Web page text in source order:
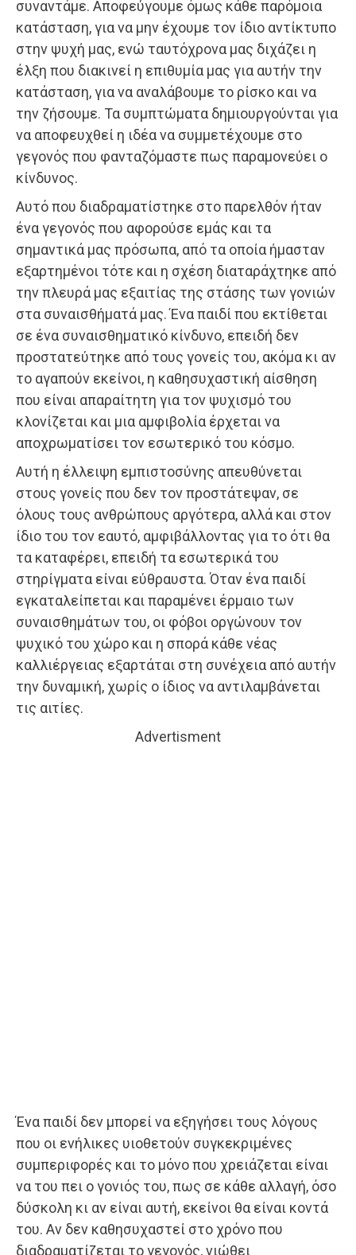
συναντάμε. Αποφεύγουμε όμως κάθε παρόμοια
κατάσταση, για να μην έχουμε τον ίδιο αντίκτυπο
στην ψυχή μας, ενώ ταυτόχρονα μας διχάζει η
έλξη που διακινεί η επιθυμία μας για αυτήν την
κατάσταση, για να αναλάβουμε το ρίσκο και να
την ζήσουμε. Τα συμπτώματα δημιουργούνται για
να αποφευχθεί η ιδέα να συμμετέχουμε στο
γεγονός που φανταζόμαστε πως παραμονεύει ο
κίνδυνος.
Αυτό που διαδραματίστηκε στο παρελθόν ήταν
ένα γεγονός που αφορούσε εμάς και τα
σημαντικά μας πρόσωπα, από τα οποία ήμασταν
εξαρτημένοι τότε και η σχέση διαταράχτηκε από
την πλευρά μας εξαιτίας της στάσης των γονιών
στα συναισθήματά μας. Ένα παιδί που εκτίθεται
σε ένα συναισθηματικό κίνδυνο, επειδή δεν
προστατεύτηκε από τους γονείς του, ακόμα κι αν
το αγαπούν εκείνοι, η καθησυχαστική αίσθηση
που είναι απαραίτητη για τον ψυχισμό του
κλονίζεται και μια αμφιβολία έρχεται να
αποχρωματίσει τον εσωτερικό του κόσμο.
Αυτή η έλλειψη εμπιστοσύνης απευθύνεται
στους γονείς που δεν τον προστάτεψαν, σε
όλους τους ανθρώπους αργότερα, αλλά και στον
ίδιο του τον εαυτό, αμφιβάλλοντας για το ότι θα
τα καταφέρει, επειδή τα εσωτερικά του
στηρίγματα είναι εύθραυστα. Όταν ένα παιδί
εγκαταλείπεται και παραμένει έρμαιο των
συναισθημάτων του, οι φόβοι οργώνουν τον
ψυχικό του χώρο και η σπορά κάθε νέας
καλλιέργειας εξαρτάται στη συνέχεια από αυτήν
την δυναμική, χωρίς ο ίδιος να αντιλαμβάνεται
τις αιτίες.
Advertisment
Ένα παιδί δεν μπορεί να εξηγήσει τους λόγους
που οι ενήλικες υιοθετούν συγκεκριμένες
συμπεριφορές και το μόνο που χρειάζεται είναι
να του πει ο γονιός του, πως σε κάθε αλλαγή, όσο
δύσκολη κι αν είναι αυτή, εκείνοι θα είναι κοντά
του. Αν δεν καθησυχαστεί στο χρόνο που
διαδραματίζεται το γεγονός, νιώθει